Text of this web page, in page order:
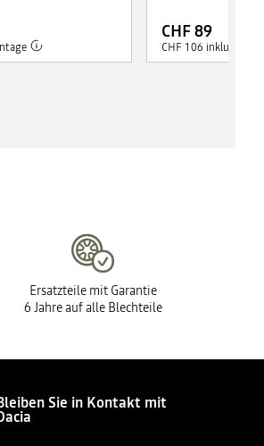
CHF 89
CHF 106 inklusive
Ersatzteile mit Garantie
6 Jahre auf alle Blechteile
Sie in Kontakt mit